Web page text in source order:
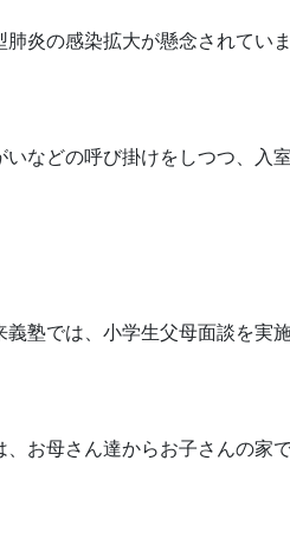
炎の感染拡大が懸念されてい
などの呼び掛けをしつつ、入
塾では、小学生父母面談を実
お母さん達からお子さんの家